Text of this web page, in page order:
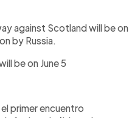
against Scotland will be on
by Russia.
be on June 5
primer encuentro